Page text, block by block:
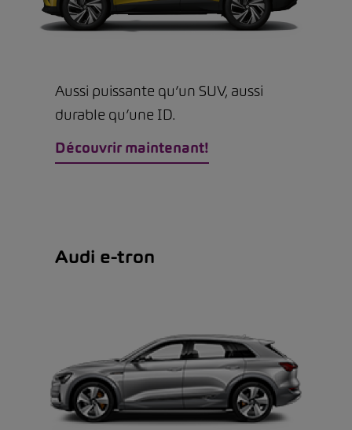
Aussi puissante qu’un SUV, aussi
durable qu’une ID.
Découvrir maintenant!
Audi e-tron